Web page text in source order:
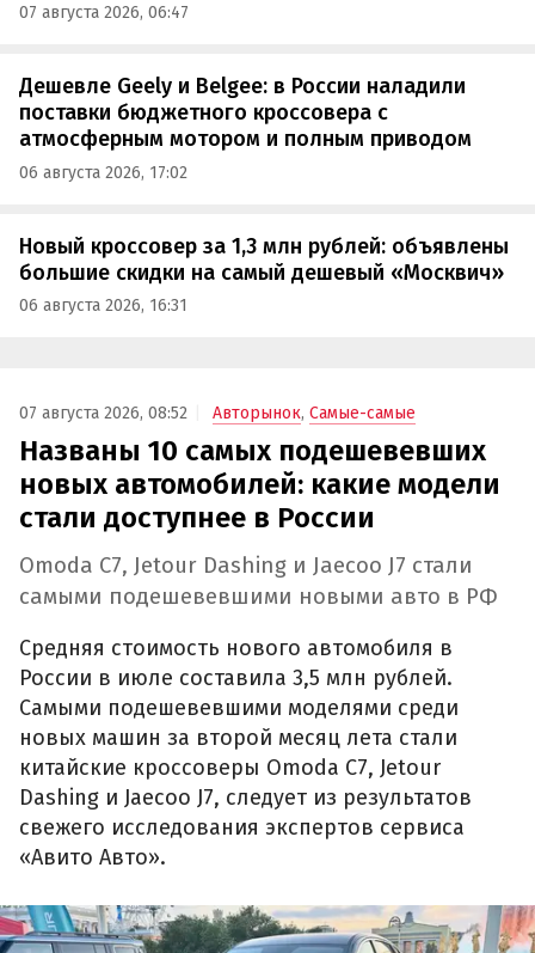
07 августа 2026, 06:47
Дешевле Geely и Belgee: в России наладили
поставки бюджетного кроссовера с
атмосферным мотором и полным приводом
06 августа 2026, 17:02
Новый кроссовер за 1,3 млн рублей: объявлены
большие скидки на самый дешевый «Москвич»
06 августа 2026, 16:31
07 августа 2026, 08:52 Авторынок, Самые-самые
Названы 10 самых подешевевших
новых автомобилей: какие модели
стали доступнее в России
Omoda C7, Jetour Dashing и Jaecoo J7 стали
самыми подешевевшими новыми авто в РФ
Средняя стоимость нового автомобиля в
России в июле составила 3,5 млн рублей.
Самыми подешевевшими моделями среди
новых машин за второй месяц лета стали
китайские кроссоверы Omoda C7, Jetour
Dashing и Jaecoo J7, следует из результатов
свежего исследования экспертов сервиса
«Авито Авто».